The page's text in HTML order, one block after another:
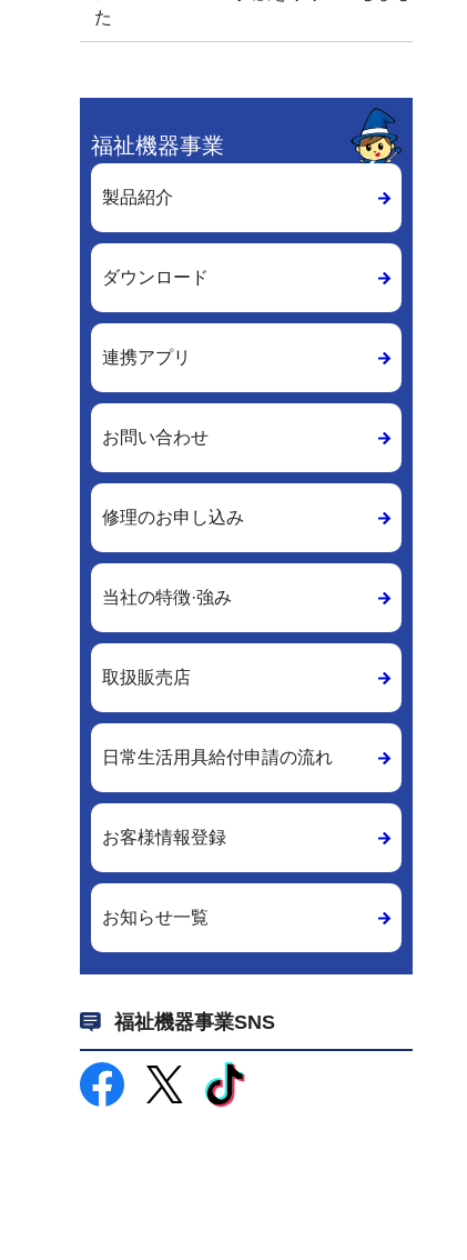
た
福祉機器事業
製品紹介
ダウンロード
連携アプリ
お問い合わせ
修理のお申し込み
当社の特徴·強み
取扱販売店
日常生活用具給付申請の流れ
お客様情報登録
お知らせ一覧
福祉機器事業SNS